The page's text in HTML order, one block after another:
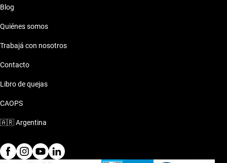
Blog
Quiénes somos
Trabajá con nosotros
Contacto
Libro de quejas
CAOPS
🇦🇷Argentina